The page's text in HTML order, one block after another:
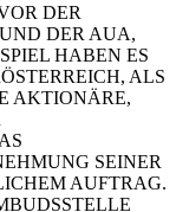
DER
DER AUA,
HABEN ES
ALS
AKTIONÄRE,
SEINER
AUFTRAG.